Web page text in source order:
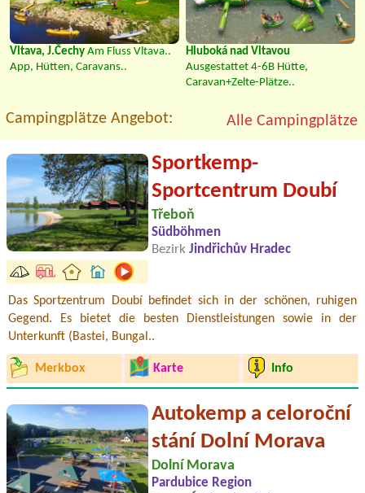
Vltava, J.Čechy Am Fluss Vltava..
App, Hütten, Caravans..
Hluboká nad Vltavou
Ausgestattet 4-6B Hütte,
Caravan+Zelte-Plätze..
Campingplätze Angebot: Alle Campingplätze
Sportkemp-
Sportcentrum Doubí
Třeboň
Südböhmen
Bezirk Jindřichův Hradec
Das Sportzentrum Doubí befindet sich in der schönen, ruhigen
Gegend. Es bietet die besten Dienstleistungen sowie in der
Unterkunft (Bastei, Bungal..
Merkbox Karte Info
Autokemp a celoroční
stání Dolní Morava
Dolní Morava
Pardubice Region